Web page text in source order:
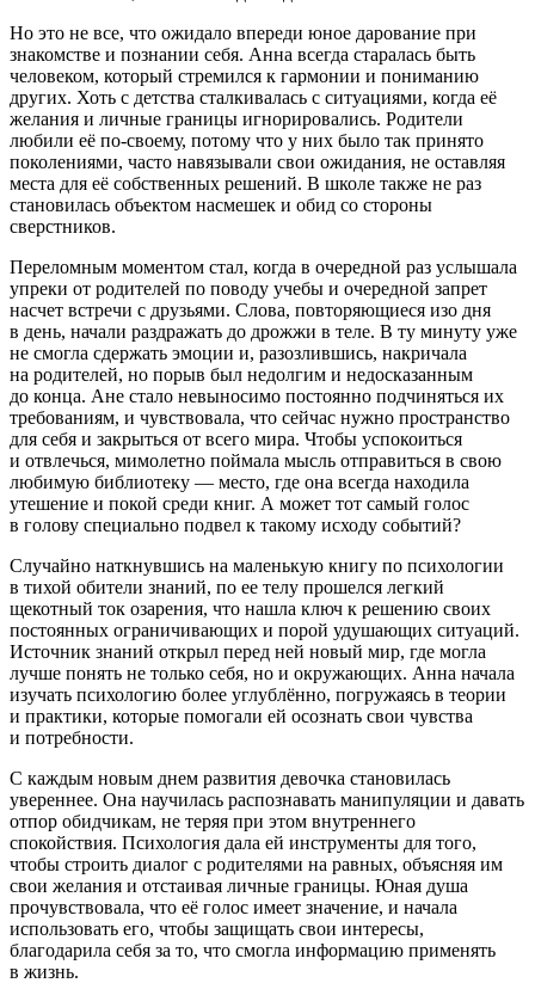
Но это не все, что ожидало впереди юное дарование при
знакомстве и познании себя. Анна всегда старалась быть
человеком, который стремился к гармонии и пониманию
других. Хоть с детства сталкивалась с ситуациями, когда её
желания и личные границы игнорировались. Родители
любили её по-своему, потому что у них было так принято
поколениями, часто навязывали свои ожидания, не оставляя
места для её собственных решений. В школе также не раз
становилась объектом насмешек и обид со стороны
сверстников.
Переломным моментом стал, когда в очередной раз услышала
упреки от родителей по поводу учебы и очередной запрет
насчет встречи с друзьями. Слова, повторяющиеся изо дня
в день, начали раздражать до дрожжи в теле. В ту минуту уже
не смогла сдержать эмоции и, разозлившись, накричала
на родителей, но порыв был недолгим и недосказанным
до конца. Ане стало невыносимо постоянно подчиняться их
требованиям, и чувствовала, что сейчас нужно пространство
для себя и закрыться от всего мира. Чтобы успокоиться
и отвлечься, мимолетно поймала мысль отправиться в свою
любимую библиотеку — место, где она всегда находила
утешение и покой среди книг. А может тот самый голос
в голову специально подвел к такому исходу событий?
Случайно наткнувшись на маленькую книгу по психологии
в тихой обители знаний, по ее телу прошелся легкий
щекотный ток озарения, что нашла ключ к решению своих
постоянных ограничивающих и порой удушающих ситуаций.
Источник знаний открыл перед ней новый мир, где могла
лучше понять не только себя, но и окружающих. Анна начала
изучать психологию более углублённо, погружаясь в теории
и практики, которые помогали ей осознать свои чувства
и потребности.
С каждым новым днем развития девочка становилась
увереннее. Она научилась распознавать манипуляции и давать
отпор обидчикам, не теряя при этом внутреннего
спокойствия. Психология дала ей инструменты для того,
чтобы строить диалог с родителями на равных, объясняя им
свои желания и отстаивая личные границы. Юная душа
прочувствовала, что её голос имеет значение, и начала
использовать его, чтобы защищать свои интересы,
благодарила себя за то, что смогла информацию применять
в жизнь.